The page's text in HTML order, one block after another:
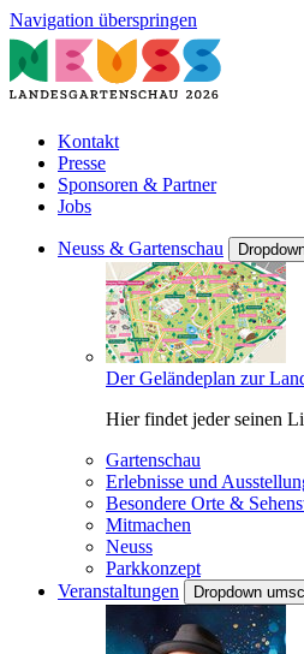
Navigation überspringen
Kontakt
Presse
Sponsoren & Partner
Jobs
Neuss & Gartenschau
Der Geländeplan zur
Hier findet jeder seinen
Gartenschau
Erlebnisse und
Besondere Orte &
Mitmachen
Neuss
Parkkonzept
Veranstaltungen
Dropdown